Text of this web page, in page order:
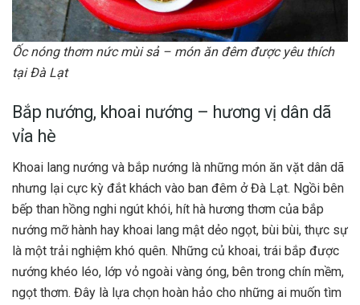
Ốc nóng thơm nức mùi sả – món ăn đêm được yêu thích
tại Đà Lạt
Bắp nướng, khoai nướng – hương vị dân dã
vỉa hè
Khoai lang nướng và bắp nướng là những món ăn vặt dân dã
nhưng lại cực kỳ đắt khách vào ban đêm ở Đà Lạt. Ngồi bên
bếp than hồng nghi ngút khói, hít hà hương thơm của bắp
nướng mỡ hành hay khoai lang mật dẻo ngọt, bùi bùi, thực sự
là một trải nghiệm khó quên. Những củ khoai, trái bắp được
nướng khéo léo, lớp vỏ ngoài vàng óng, bên trong chín mềm,
ngọt thơm. Đây là lựa chọn hoàn hảo cho những ai muốn tìm